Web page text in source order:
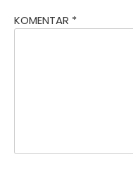
KOMENTAR *